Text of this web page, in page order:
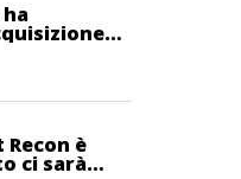
Bros
è
ci sarà